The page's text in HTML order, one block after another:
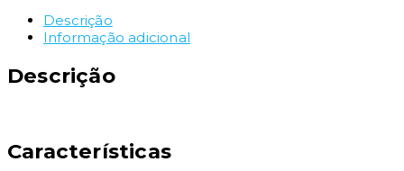
Descrição
Informação adicional
Descrição
Características